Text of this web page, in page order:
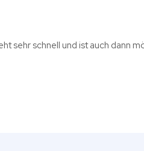
sehr schnell und ist auch dann